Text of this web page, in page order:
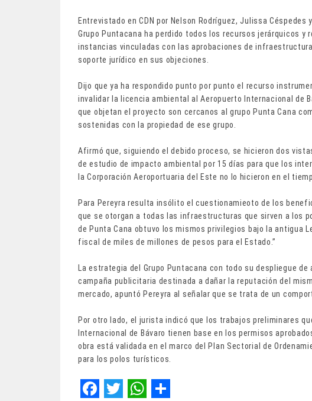
Entrevistado en CDN por Nelson Rodríguez, Julissa Céspedes
Grupo Puntacana ha perdido todos los recursos jerárquicos
instancias vinculadas con las aprobaciones de
soporte jurídico en sus objeciones.
Dijo que ya ha respondido punto por punto el recurso
invalidar la licencia ambiental al Aeropuerto Internacional de
que objetan el proyecto son cercanos al grupo Punta Cana
sostenidas con la propiedad de ese grupo.
Afirmó que, siguiendo el debido proceso, se hicieron dos
de estudio de impacto ambiental por 15 días para que los
la Corporación Aeroportuaria del Este no lo hicieron en el
Para Pereyra resulta insólito el cuestionamieoto de los
que se otorgan a todas las infraestructuras que sirven a los
de Punta Cana obtuvo los mismos privilegios bajo la antigua
fiscal de miles de millones de pesos para el Estado.”
La estrategia del Grupo Puntacana con todo su despliegue
campaña publicitaria destinada a dañar la reputación del
mercado, apuntó Pereyra al señalar que se trata de un
Por otro lado, el jurista indicó que los trabajos preliminares
Internacional de Bávaro tienen base en los permisos
obra está validada en el marco del Plan Sectorial de
para los polos turísticos.